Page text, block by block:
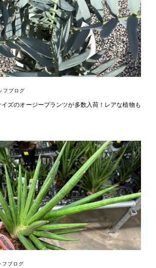
フブログ
イズのオージープランツが多数入荷！レアな植物も
フブログ